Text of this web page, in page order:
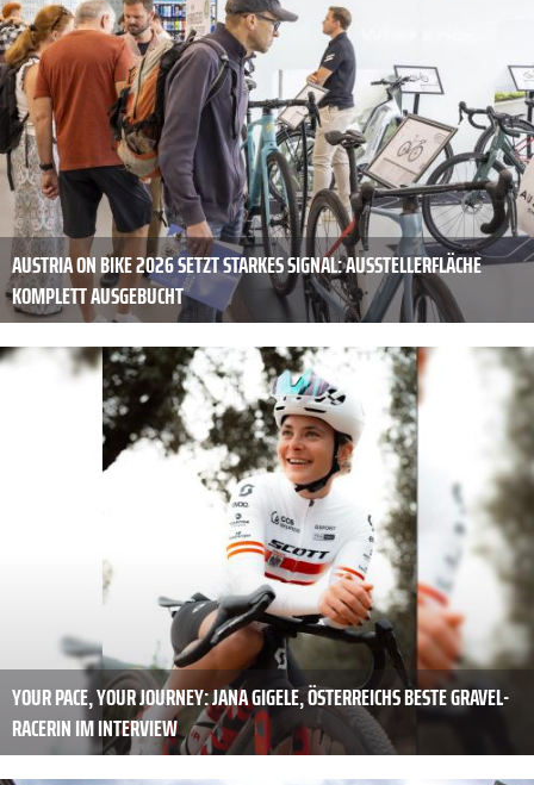
AUSTRIA ON BIKE 2026 SETZT STARKES SIGNAL: AUSSTELLERFLÄCHE
KOMPLETT AUSGEBUCHT
YOUR PACE, YOUR JOURNEY: JANA GIGELE, ÖSTERREICHS BESTE GRAVEL-
RACERIN IM INTERVIEW